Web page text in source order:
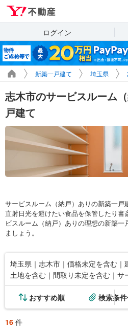
ログイン
新築一戸建て 埼玉県
志木市のサービスルーム
戸建て
サービスルーム（納戸）ありの新築一
直射日光を避けたい食品を保管したり書
ビスルーム（納戸）ありの理想の新築
ましょう。
埼玉県｜志木市｜価格未定を含む｜
土地を含む｜間取り未定を含む｜サ
（納戸）
おすすめ順 検索条
16 件